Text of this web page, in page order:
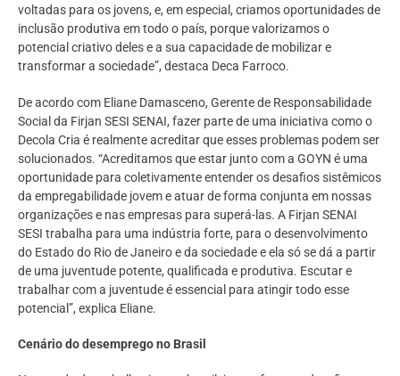
voltadas para os jovens, e, em especial, criamos oportunidades de
inclusão produtiva em todo o país, porque valorizamos o
potencial criativo deles e a sua capacidade de mobilizar e
transformar a sociedade”, destaca Deca Farroco.
De acordo com Eliane Damasceno, Gerente de Responsabilidade
Social da Firjan SESI SENAI, fazer parte de uma iniciativa como o
Decola Cria é realmente acreditar que esses problemas podem ser
solucionados. “Acreditamos que estar junto com a GOYN é uma
oportunidade para coletivamente entender os desafios sistêmicos
da empregabilidade jovem e atuar de forma conjunta em nossas
organizações e nas empresas para superá-las. A Firjan SENAI
SESI trabalha para uma indústria forte, para o desenvolvimento
do Estado do Rio de Janeiro e da sociedade e ela só se dá a partir
de uma juventude potente, qualificada e produtiva. Escutar e
trabalhar com a juventude é essencial para atingir todo esse
potencial”, explica Eliane.
Cenário do desemprego no Brasil